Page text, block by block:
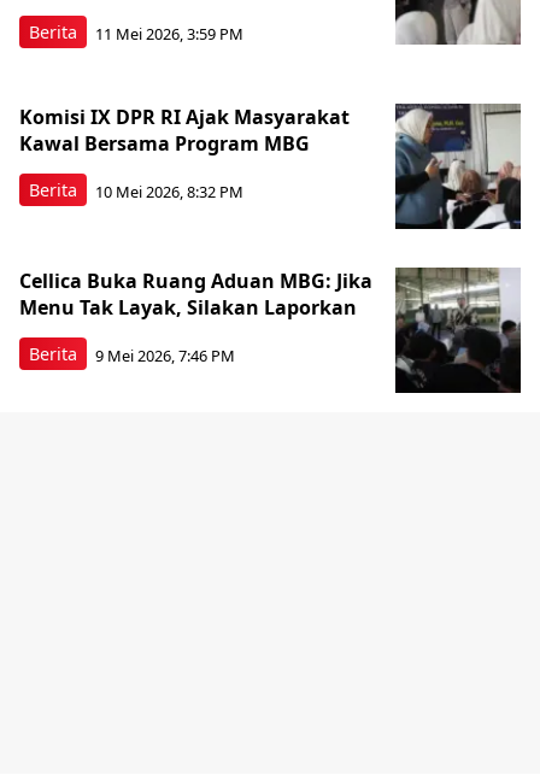
Berita 11 Mei 2026, 3:59 PM
Berita
Komisi IX DPR RI Ajak Masyarakat
Kawal Bersama Program MBG
10 Mei 2026, 8:32 PM
Berita
Cellica Buka Ruang Aduan MBG: Jika
Menu Tak Layak, Silakan Laporkan
9 Mei 2026, 7:46 PM